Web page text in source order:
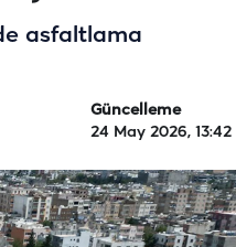
asfaltlama
Güncelleme
24 May 2026, 13:42